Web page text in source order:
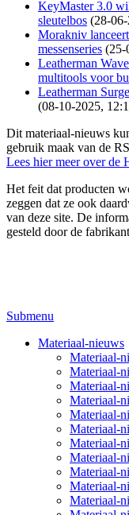
KeyMaster 3.0
sleutelbos (28-
Morakniv
messenseries (25-
Leatherman
multitools voor
Leatherman
(08-10-2025,
Dit materiaal-nieuws
gebruik maak van de
Lees hier meer over de
Het feit dat producten
zeggen dat ze ook
van deze site. De
gesteld door de
Submenu
Materiaal-nieuws
Materiaal-
Materiaal-
Materiaal-
Materiaal-
Materiaal-
Materiaal-
Materiaal-
Materiaal-
Materiaal-
Materiaal-
Materiaal-